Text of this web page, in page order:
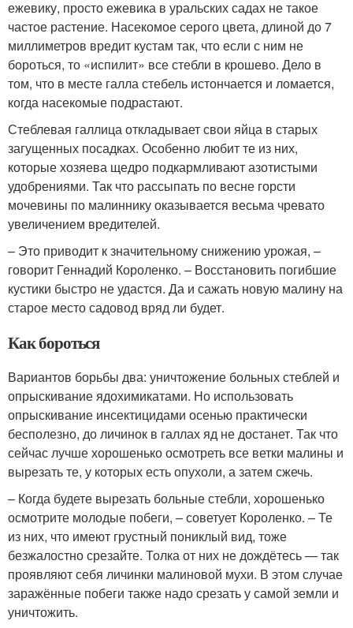
ежевику, просто ежевика в уральских садах не такое
частое растение. Насекомое серого цвета, длиной до 7
миллиметров вредит кустам так, что если с ним не
бороться, то «испилит» все стебли в крошево. Дело в
том, что в месте галла стебель истончается и ломается,
когда насекомые подрастают.
Стеблевая галлица откладывает свои яйца в старых
загущенных посадках. Особенно любит те из них,
которые хозяева щедро подкармливают азотистыми
удобрениями. Так что рассыпать по весне горсти
мочевины по малиннику оказывается весьма чревато
увеличением вредителей.
– Это приводит к значительному снижению урожая, –
говорит Геннадий Короленко. – Восстановить погибшие
кустики быстро не удастся. Да и сажать новую малину на
старое место садовод вряд ли будет.
Как бороться
Вариантов борьбы два: уничтожение больных стеблей и
опрыскивание ядохимикатами. Но использовать
опрыскивание инсектицидами осенью практически
бесполезно, до личинок в галлах яд не достанет. Так что
сейчас лучше хорошенько осмотреть все ветки малины и
вырезать те, у которых есть опухоли, а затем сжечь.
– Когда будете вырезать больные стебли, хорошенько
осмотрите молодые побеги, – советует Короленко. – Те
из них, что имеют грустный пониклый вид, тоже
безжалостно срезайте. Толка от них не дождётесь — так
проявляют себя личинки малиновой мухи. В этом случае
заражённые побеги также надо срезать у самой земли и
уничтожить.